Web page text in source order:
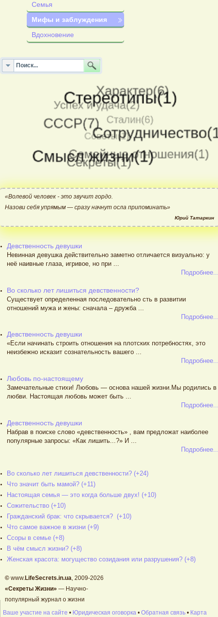
Семья
Мифы и заблуждения
Вдохновение
«Волевой человек - это звучит гордо.
Назови себя упрямым — сразу начнут осла припоминать»
Юрий Татаркин
Девственность девушки
Невинная девушка действительно заметно отличается визуально: у
неё наивные глаза, игривое, но при ...
Во сколько лет лишиться девственности?
Существует определенная последовательно сть в развитии
отношений мужа и жены: сначала – дружба ...
Девственность девушки
«Если начинать строить отношения на плотских потребностях, это
неизбежно исказит сознательность вашего ...
Любовь по-настоящему
Замечательные стихи! Любовь — основа нашей жизни.Мы родились в
любви. Настоящая любовь может быть ...
Девственность девушки
Набрав в поиске слово «девственность» , вам предложат наиболее
популярные запросы: «Как лишить...?» И ...
Во сколько лет лишиться девственности? (+24)
Что значит быть мамой? (+11)
Настоящая семья — это когда больше двух! (+10)
Сожительство (+10)
Гражданский брак: что скрывается? (+10)
Что самое важное в жизни (+9)
Ссоры в семье (+8)
В чём смысл жизни? (+8)
Женская красота: могущество созидания или разрушения? (+8)
© www.LifeSecrets.in.ua, 2009-2026
«Секреты Жизни» — Научно-
популярный журнал о жизни
Ваше участие на сайте • Юридическая оговорка • Обратная связь • Карта